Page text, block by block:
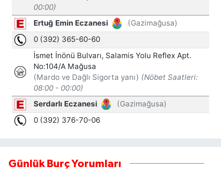
Günlük Burç Yorumları